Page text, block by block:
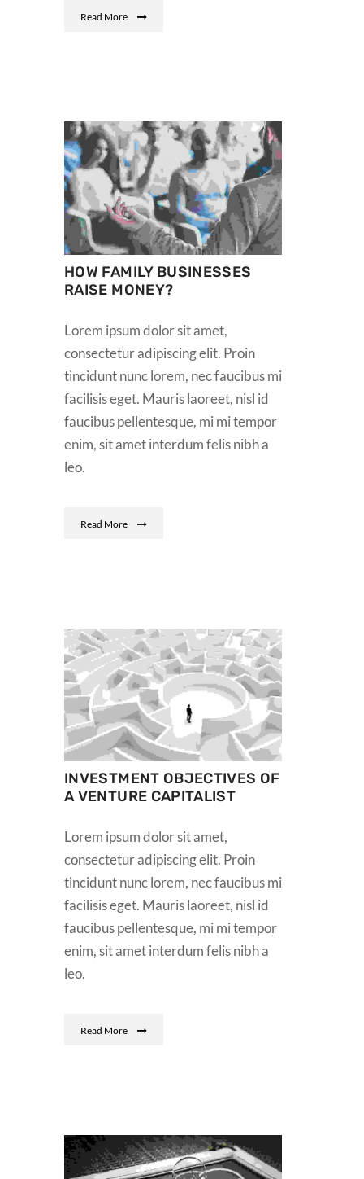
Read More
HOW FAMILY BUSINESSES
RAISE MONEY?
Lorem ipsum dolor sit amet,
consectetur adipiscing elit. Proin
tincidunt nunc lorem, nec faucibus mi
facilisis eget. Mauris laoreet, nisl id
faucibus pellentesque, mi mi tempor
enim, sit amet interdum felis nibh a
leo.
Read More
INVESTMENT OBJECTIVES OF
A VENTURE CAPITALIST
Lorem ipsum dolor sit amet,
consectetur adipiscing elit. Proin
tincidunt nunc lorem, nec faucibus mi
facilisis eget. Mauris laoreet, nisl id
faucibus pellentesque, mi mi tempor
enim, sit amet interdum felis nibh a
leo.
Read More